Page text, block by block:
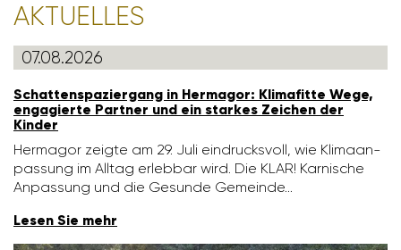
AKTU­ELLES
07.08.2026
Schat­ten­spa­zier­gang in Hermagor: Klima­fitte Wege,
enga­gierte Partner und ein starkes Zeichen der
Kinder
Hermagor zeigte am 29. Juli eindrucks­voll, wie Klima­an­
pas­sung im Alltag erlebbar wird. Die KLAR! Karni­sche
Anpas­sung und die Gesunde Gemeinde…
Lesen Sie mehr